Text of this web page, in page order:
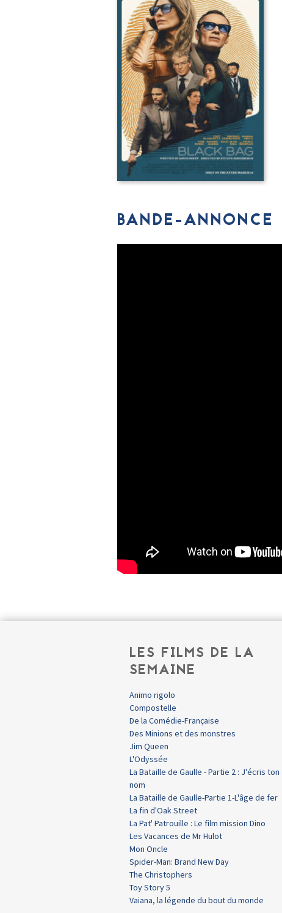
BANDE-ANNONCE
LES FILMS DE LA
SEMAINE
Animo rigolo
Compostelle
De la Comédie-Française
Des Minions et des monstres
Jim Queen
L'Odyssée
La Bataille de Gaulle - Partie 2 : J'écris ton
nom
La Bataille de Gaulle-Partie 1-L'âge de fer
La fin d'Oak Street
La Pat' Patrouille : Le film mission Dino
Les Vacances de Mr Hulot
Mon Oncle
Spider-Man: Brand New Day
The Christophers
Toy Story 5
Vaiana, la légende du bout du monde